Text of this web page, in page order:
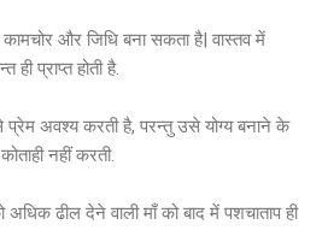
और जिधि बना सकता है| वास्तव में
ही प्राप्त होती है.
प्रेम अवश्य करती है, परन्तु उसे योग्य बनाने के
नहीं करती.
ढील देने वाली माँ को बाद में पशचाताप ही